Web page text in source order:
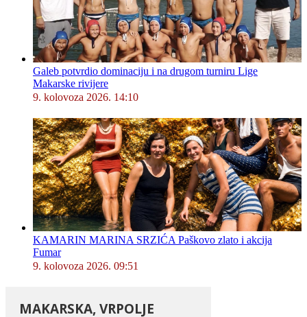
Galeb potvrdio dominaciju i na drugom turniru Lige
Makarske rivijere
9. kolovoza 2026. 14:10
KAMARIN MARINA SRZIĆA Paškovo zlato i akcija
Fumar
9. kolovoza 2026. 09:51